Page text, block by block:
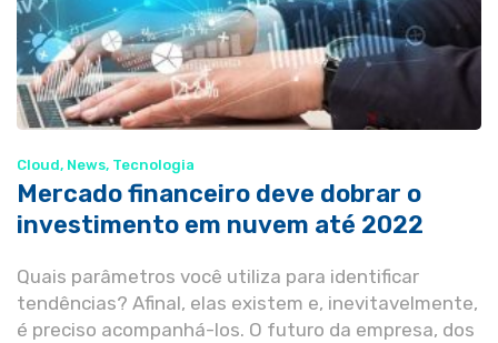
Cloud, News, Tecnologia
Mercado financeiro deve dobrar o
investimento em nuvem até 2022
Quais parâmetros você utiliza para identificar
tendências? Afinal, elas existem e, inevitavelmente,
é preciso acompanhá-los. O futuro da empresa, dos